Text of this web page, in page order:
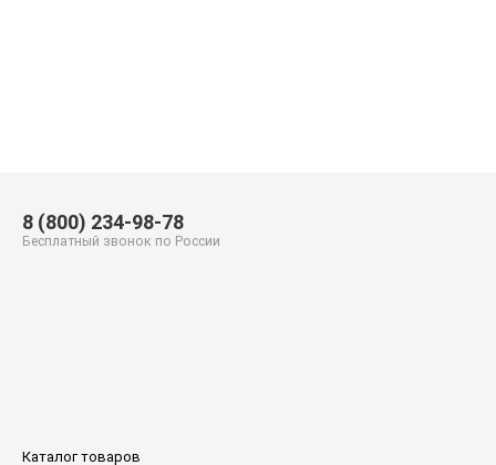
Каталог товаров
8 (800) 234-98-78
Бесплатный звонок по России